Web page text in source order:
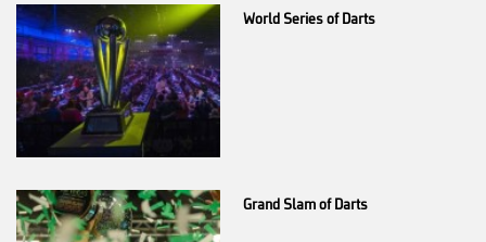
World Series of Darts
Grand Slam of Darts